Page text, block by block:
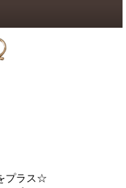
プラス☆